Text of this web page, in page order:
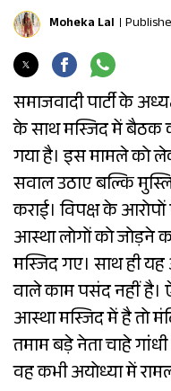
Moheka Lal
समाजवादी पार्टी के
के साथ मस्जिद में बैठक
गया है। इस मामले को
सवाल उठाए बल्कि
कराई। विपक्ष के
आस्था लोगों को जोड़ने
मस्जिद गए। साथ ही
वाले काम पसंद नहीं
आस्था मस्जिद में है तो
तमाम बड़े नेता चाहे
वह कभी अयोध्या में